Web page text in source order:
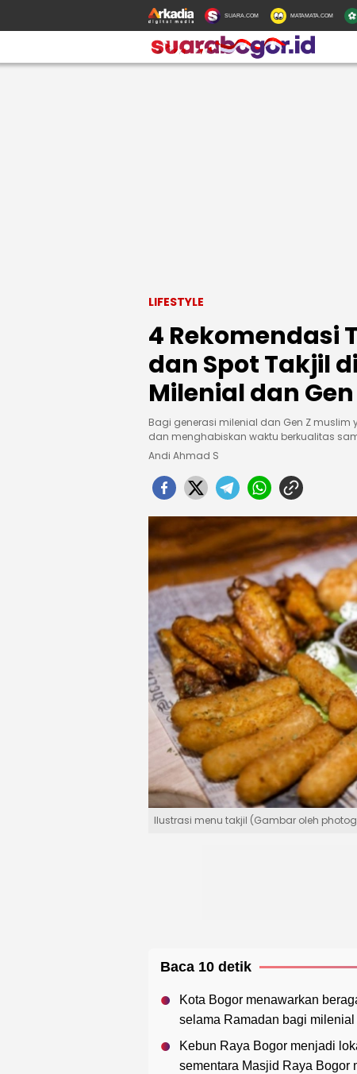
SUARA.COM MATAMATA.COM
LIFESTYLE
4 Rekomendasi
dan Spot Takjil
Milenial dan Gen
Bagi generasi milenial dan Gen Z
dan menghabiskan waktu berkualitas
Andi Ahmad S
Ilustrasi menu takjil (Gambar oleh
Baca 10 detik
Kota Bogor menawarkan
selama Ramadan bagi milenial
Kebun Raya Bogor menjadi
sementara Masjid Raya Bogor